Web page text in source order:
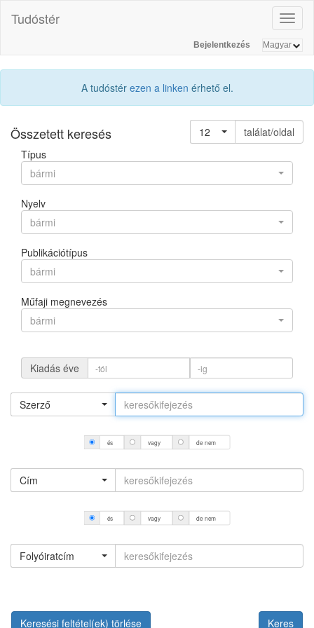
Tudóstér
Bejelentkezés
A tudóstér ezen a linken érhető el.
Összetett keresés 12
találat/oldal
Típus
bármi
Nyelv
bármi
Publikációtípus
bármi
Műfaji megnevezés
bármi
Kiadás éve
Szerző
és vagy de nem
Cím
és vagy de nem
Folyóiratcím
Keresési feltétel(ek) törlése